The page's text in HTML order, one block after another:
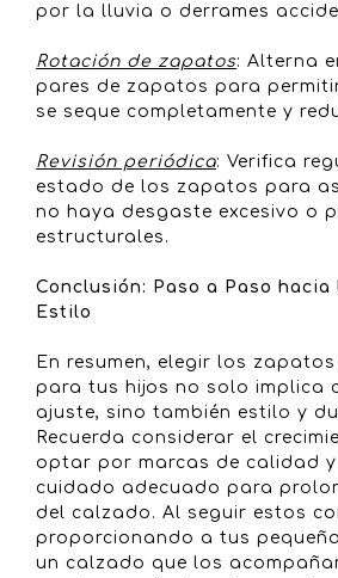
por la lluvia o derrames
Rotación de zapatos: Alterna
pares de zapatos para
se seque completamente y
Revisión periódica: Verifica
estado de los zapatos para
no haya desgaste excesivo o
estructurales.
Conclusión: Paso a Paso hacia
Estilo
En resumen, elegir los
para tus hijos no solo implica
ajuste, sino también estilo y
Recuerda considerar el
optar por marcas de calidad y
cuidado adecuado para
del calzado. Al seguir estos
proporcionando a tus
un calzado que los